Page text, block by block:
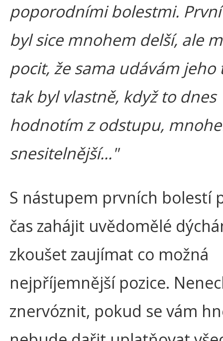
poporodními bolestmi.
byl sice mnohem delší, ale
pocit, že sama udávám jeho
tak byl vlastně, když to dnes
hodnotím z odstupu,
snesitelnější..."
S nástupem prvních bolestí
čas zahájit uvědomělé
zkoušet zaujímat co možná
nejpříjemnější pozice.
znervóznit, pokud se vám